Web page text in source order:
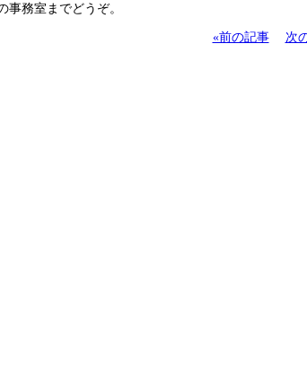
事務室までどうぞ。
«前の記事 次